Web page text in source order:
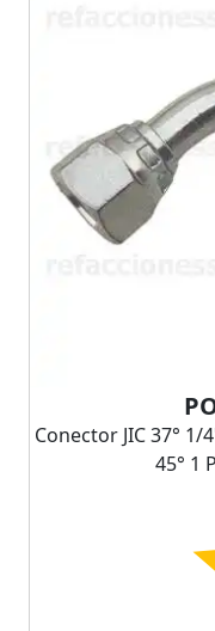
Conector JIC 37°
45° 1